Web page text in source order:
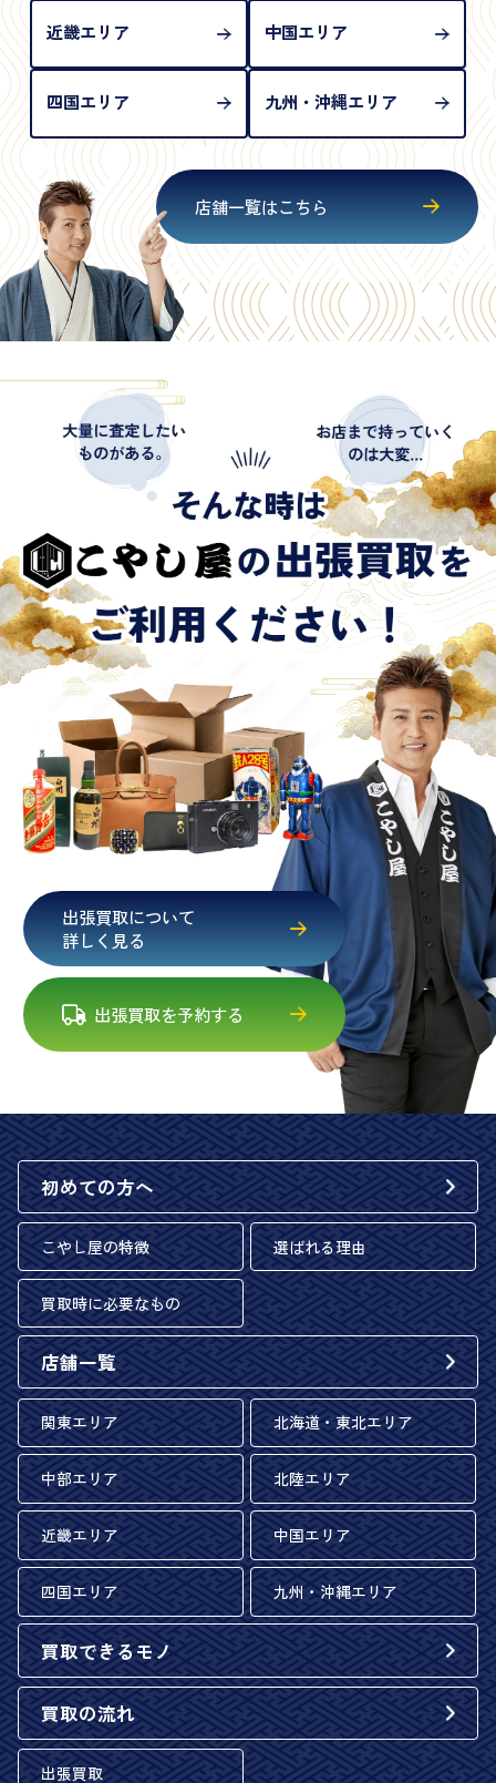
近畿エリア 中国エリア
四国エリア 九州・沖縄エリア
店舗一覧はこちら
出張買取について
詳しく見る
出張買取を予約する
初めての方へ
こやし屋の特徴 選ばれる理由
買取時に必要なもの
店舗一覧
関東エリア 北海道・東北エリア
中部エリア 北陸エリア
近畿エリア 中国エリア
四国エリア 九州・沖縄エリア
買取できるモノ
買取の流れ
出張買取